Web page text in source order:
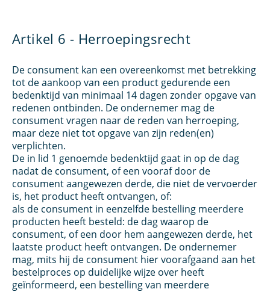
Artikel 6 - Herroepingsrecht
De consument kan een overeenkomst met betrekking
tot de aankoop van een product gedurende een
bedenktijd van minimaal 14 dagen zonder opgave van
redenen ontbinden. De ondernemer mag de
consument vragen naar de reden van herroeping,
maar deze niet tot opgave van zijn reden(en)
verplichten.
De in lid 1 genoemde bedenktijd gaat in op de dag
nadat de consument, of een vooraf door de
consument aangewezen derde, die niet de vervoerder
is, het product heeft ontvangen, of:
als de consument in eenzelfde bestelling meerdere
producten heeft besteld: de dag waarop de
consument, of een door hem aangewezen derde, het
laatste product heeft ontvangen. De ondernemer
mag, mits hij de consument hier voorafgaand aan het
bestelproces op duidelijke wijze over heeft
geïnformeerd, een bestelling van meerdere